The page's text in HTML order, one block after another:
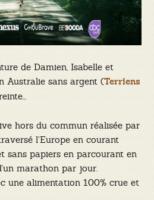
de Damien, Isabelle et
Australie sans argent (Terriens
hors du commun réalisée par
l’Europe en courant
sans papiers en parcourant en
marathon par jour.
une alimentation 100% crue et